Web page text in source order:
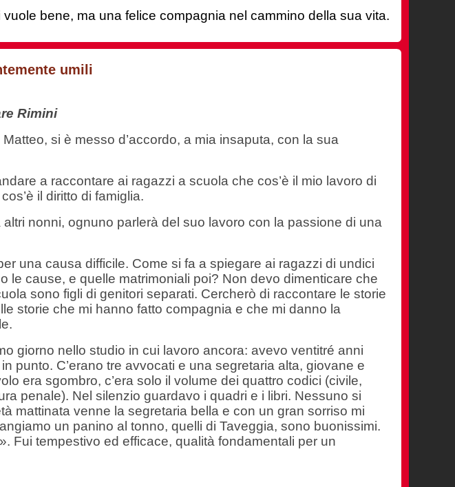
bene, ma una felice compagnia nel cammino della sua vita.
umili
Rimini
si è messo d’accordo, a mia insaputa, con la sua
a raccontare ai ragazzi a scuola che cos’è il mio lavoro di
il diritto di famiglia.
nonni, ognuno parlerà del suo lavoro con la passione di una
una causa difficile. Come si fa a spiegare ai ragazzi di undici
le cause, e quelle matrimoniali poi? Non devo dimenticare che
sono figli di genitori separati. Cercherò di raccontare le storie
storie che mi hanno fatto compagnia e che mi danno la
giorno nello studio in cui lavoro ancora: avevo ventitré anni
punto. C’erano tre avvocati e una segretaria alta, giovane e
era sgombro, c’era solo il volume dei quattro codici (civile,
penale). Nel silenzio guardavo i quadri e i libri. Nessuno si
mattinata venne la segretaria bella e con un gran sorriso mi
un panino al tonno, quelli di Taveggia, sono buonissimi.
Fui tempestivo ed efficace, qualità fondamentali per un